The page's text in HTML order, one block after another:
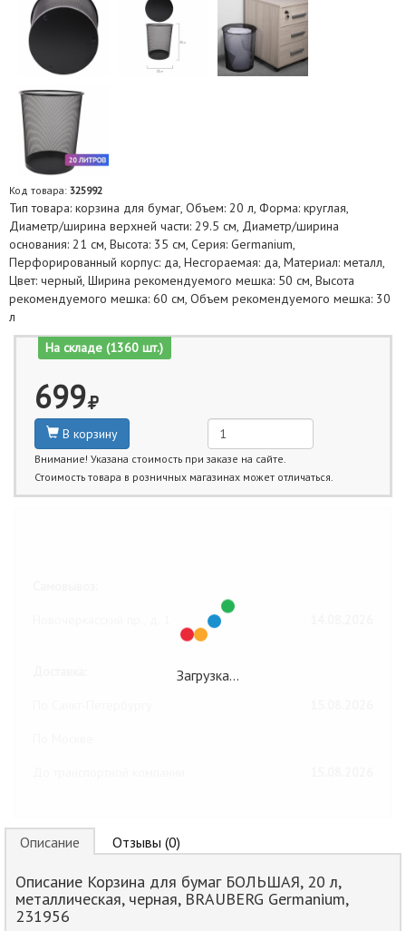
Код товара: 325992
Тип товара: корзина для бумаг, Объем: 20 л, Форма: круглая,
Диаметр/ширина верхней части: 29.5 см, Диаметр/ширина
основания: 21 см, Высота: 35 см, Серия: Germanium,
Перфорированный корпус: да, Несгораемая: да, Материал: металл,
Цвет: черный, Ширина рекомендуемого мешка: 50 см, Высота
рекомендуемого мешка: 60 см, Объем рекомендуемого мешка: 30
л
На складе (1360 шт.)
699
В корзину
Внимание! Указана стоимость при заказе на сайте.
Стоимость товара в розничных магазинах может отличаться.
Загрузка…
Описание Отзывы (0)
Описание Корзина для бумаг БОЛЬШАЯ, 20 л,
металлическая, черная, BRAUBERG Germanium,
231956